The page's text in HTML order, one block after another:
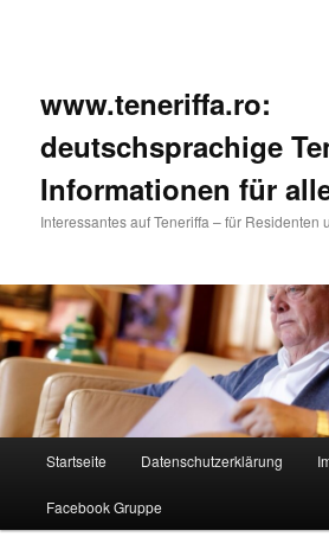
www.teneriffa.ro:
deutschsprachige
Informationen für
Interessantes auf Teneriffa – für Residenten
Zum
primären
Startseite Datenschutzerklärung
Facebook Gruppe